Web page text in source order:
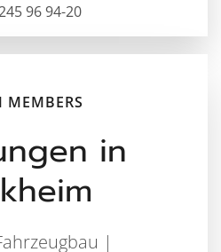
96 94-20
MEMBERS
in
|